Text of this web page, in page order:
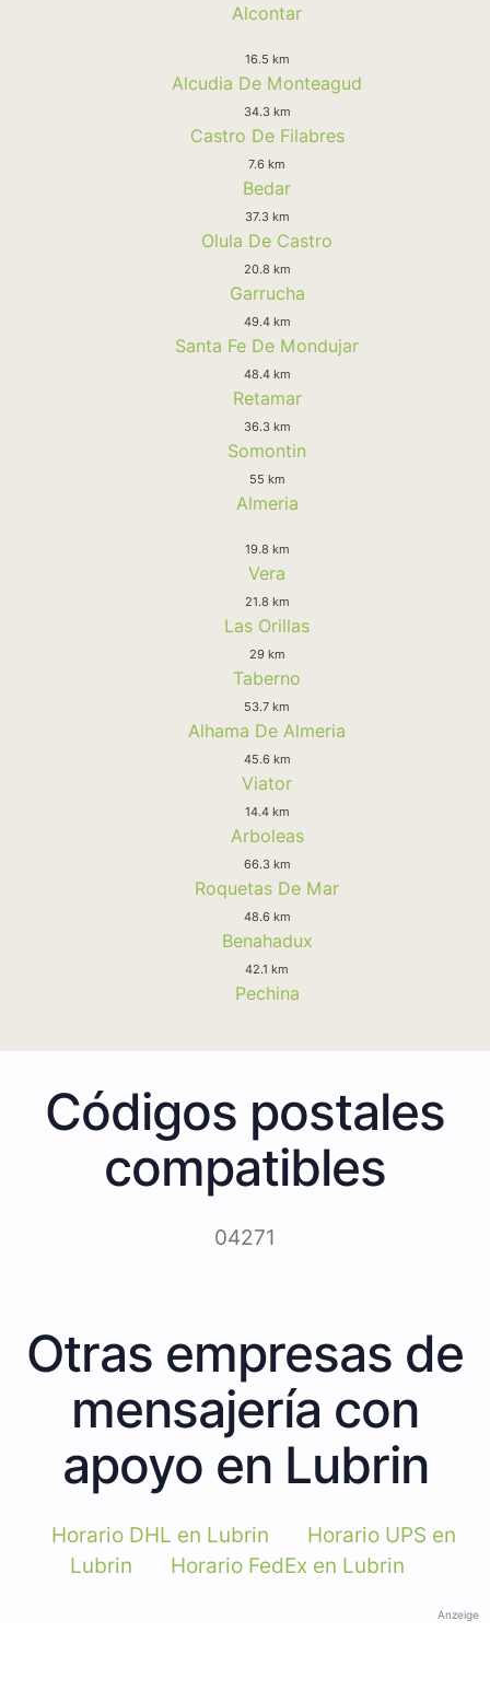
Alcontar
16.5 km
Alcudia De Monteagud
34.3 km
Castro De Filabres
7.6 km
Bedar
37.3 km
Olula De Castro
20.8 km
Garrucha
49.4 km
Santa Fe De Mondujar
48.4 km
Retamar
36.3 km
Somontin
55 km
Almeria
19.8 km
Vera
21.8 km
Las Orillas
29 km
Taberno
53.7 km
Alhama De Almeria
45.6 km
Viator
14.4 km
Arboleas
66.3 km
Roquetas De Mar
48.6 km
Benahadux
42.1 km
Pechina
Códigos postales
compatibles
04271
Otras empresas de
mensajería con
apoyo en Lubrin
Horario DHL en Lubrin
Horario UPS en
Lubrin
Horario FedEx en Lubrin
Anzeige